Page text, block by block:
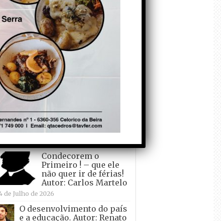
crescer atrás de
Ronaldo. Autor: Paulo
do Amaral
de Agosto de 2026
Falso crescimento…
Autor: Nuno Pereira
1 de Agosto de 2026
Tadei Pogacar vence o
“Tour” – A “Volta a
França em Bicicleta”
pela quinta vez! Autor:
Dinis
Condecorem o
Primeiro ! – que ele
não quer ir de férias!
Autor: Carlos Martelo
de Julho de 2026
O desenvolvimento do país
e a educação. Autor: Renato